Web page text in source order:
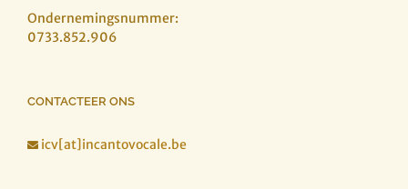
Ondernemingsnummer:
0733.852.906
CONTACTEER ONS
 icv[at]incantovocale.be